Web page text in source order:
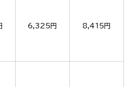
6,325円 8,415円